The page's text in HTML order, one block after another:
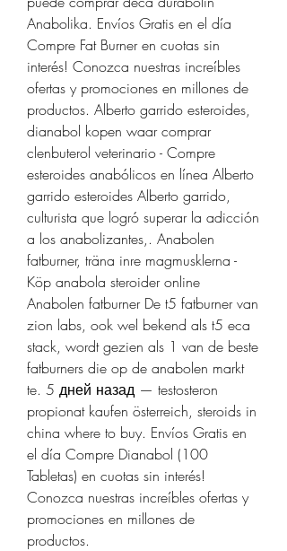
Anabolika. Envíos Gratis en el día
Compre Fat Burner en cuotas sin
interés! Conozca nuestras increíbles
ofertas y promociones en millones de
productos. Alberto garrido esteroides,
dianabol kopen waar comprar
clenbuterol veterinario - Compre
esteroides anabólicos en línea Alberto
garrido esteroides Alberto garrido,
culturista que logró superar la adicción
a los anabolizantes,. Anabolen
fatburner, träna inre magmusklerna -
Köp anabola steroider online
Anabolen fatburner De t5 fatburner van
zion labs, ook wel bekend als t5 eca
stack, wordt gezien als 1 van de beste
fatburners die op de anabolen markt
te. 5 дней назад — testosteron
propionat kaufen österreich, steroids in
china where to buy. Envíos Gratis en
el día Compre Dianabol (100
Tabletas) en cuotas sin interés!
Conozca nuestras increíbles ofertas y
promociones en millones de
productos.